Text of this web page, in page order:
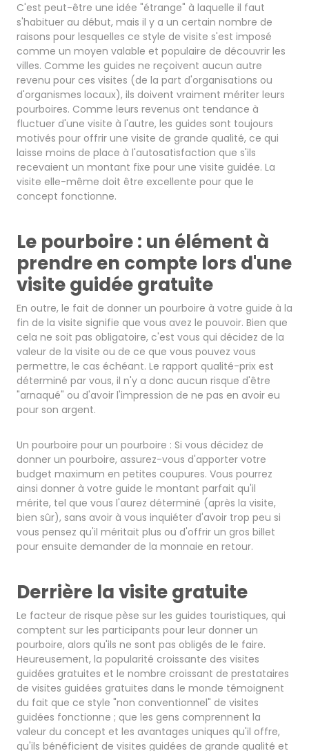
C'est peut-être une idée "étrange" à laquelle il faut
s'habituer au début, mais il y a un certain nombre de
raisons pour lesquelles ce style de visite s'est imposé
comme un moyen valable et populaire de découvrir les
villes. Comme les guides ne reçoivent aucun autre
revenu pour ces visites (de la part d'organisations ou
d'organismes locaux), ils doivent vraiment mériter leurs
pourboires. Comme leurs revenus ont tendance à
fluctuer d'une visite à l'autre, les guides sont toujours
motivés pour offrir une visite de grande qualité, ce qui
laisse moins de place à l'autosatisfaction que s'ils
recevaient un montant fixe pour une visite guidée. La
visite elle-même doit être excellente pour que le
concept fonctionne.
Le pourboire : un élément à
prendre en compte lors d'une
visite guidée gratuite
En outre, le fait de donner un pourboire à votre guide à la
fin de la visite signifie que vous avez le pouvoir. Bien que
cela ne soit pas obligatoire, c'est vous qui décidez de la
valeur de la visite ou de ce que vous pouvez vous
permettre, le cas échéant. Le rapport qualité-prix est
déterminé par vous, il n'y a donc aucun risque d'être
"arnaqué" ou d'avoir l'impression de ne pas en avoir eu
pour son argent.
Un pourboire pour un pourboire : Si vous décidez de
donner un pourboire, assurez-vous d'apporter votre
budget maximum en petites coupures. Vous pourrez
ainsi donner à votre guide le montant parfait qu'il
mérite, tel que vous l'aurez déterminé (après la visite,
bien sûr), sans avoir à vous inquiéter d'avoir trop peu si
vous pensez qu'il méritait plus ou d'offrir un gros billet
pour ensuite demander de la monnaie en retour.
Derrière la visite gratuite
Le facteur de risque pèse sur les guides touristiques, qui
comptent sur les participants pour leur donner un
pourboire, alors qu'ils ne sont pas obligés de le faire.
Heureusement, la popularité croissante des visites
guidées gratuites et le nombre croissant de prestataires
de visites guidées gratuites dans le monde témoignent
du fait que ce style "non conventionnel" de visites
guidées fonctionne ; que les gens comprennent la
valeur du concept et les avantages uniques qu'il offre,
qu'ils bénéficient de visites guidées de grande qualité et